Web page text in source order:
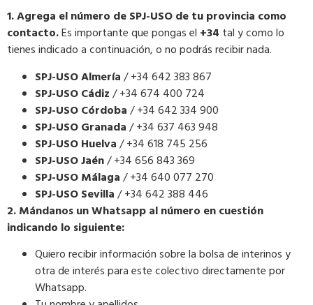
1. Agrega el número de SPJ-USO de tu provincia como
contacto.Es importante que pongas el +34 tal y como lo
tienes indicado a continuación, o no podrás recibir nada.
SPJ-USO Almería/ +34 642 383 867
SPJ-USO Cádiz/ +34 674 400 724
SPJ-USO Córdoba/ +34 642 334 900
SPJ-USO Granada/ +34 637 463 948
SPJ-USO Huelva/ +34 618 745 256
SPJ-USO Jaén/ +34 656 843 369
SPJ-USO Málaga/ +34 640 077 270
SPJ-USO Sevilla/ +34 642 388 446
2. Mándanos un Whatsapp al número en cuestión
indicando lo siguiente:
Quiero recibir información sobre la bolsa de interinos y
otra de interés para este colectivo directamente por
Whatsapp.